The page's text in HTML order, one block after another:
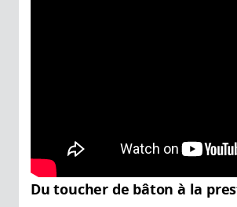
Du toucher de bâton à la